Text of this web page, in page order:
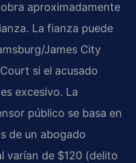
aproximadamente
La fianza puede
James City
si el acusado
excesivo. La
público se basa en
de un abogado
varían de $120 (delito